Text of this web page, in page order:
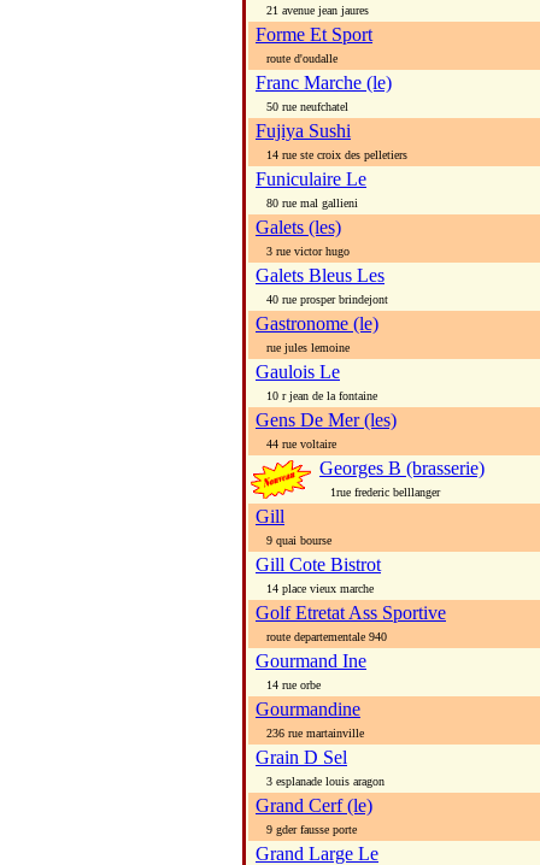
21 avenue jean jaures
Forme Et Sport
route d'oudalle
Franc Marche (le)
50 rue neufchatel
Fujiya Sushi
14 rue ste croix des pelletiers
Funiculaire Le
80 rue mal gallieni
Galets (les)
3 rue victor hugo
Galets Bleus Les
40 rue prosper brindejont
Gastronome (le)
rue jules lemoine
Gaulois Le
10 r jean de la fontaine
Gens De Mer (les)
44 rue voltaire
Georges B (brasserie)
1rue frederic belllanger
Gill
9 quai bourse
Gill Cote Bistrot
14 place vieux marche
Golf Etretat Ass Sportive
route departementale 940
Gourmand Ine
14 rue orbe
Gourmandine
236 rue martainville
Grain D Sel
3 esplanade louis aragon
Grand Cerf (le)
9 gder fausse porte
Grand Large Le